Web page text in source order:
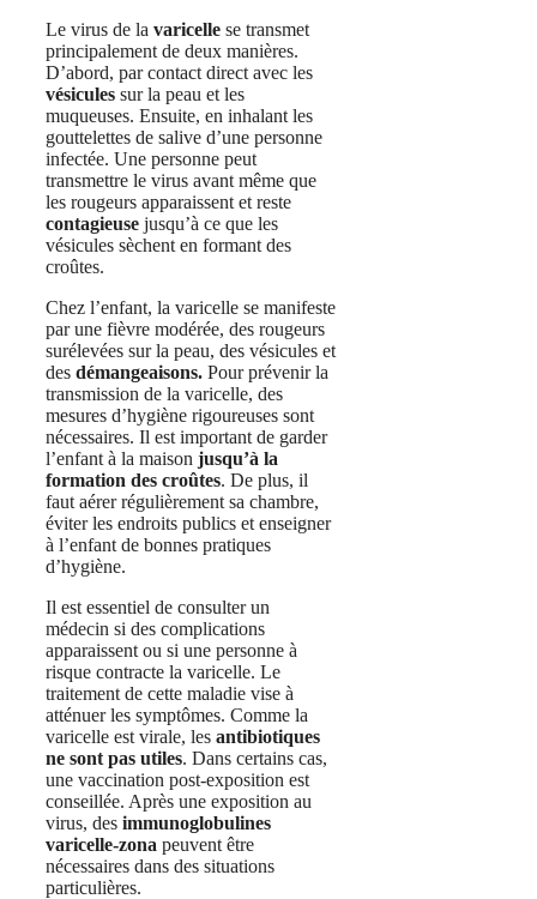
Le virus de la varicelle se transmet
principalement de deux manières.
D’abord, par contact direct avec les
vésicules sur la peau et les
muqueuses. Ensuite, en inhalant les
gouttelettes de salive d’une personne
infectée. Une personne peut
transmettre le virus avant même que
les rougeurs apparaissent et reste
contagieuse jusqu’à ce que les
vésicules sèchent en formant des
croûtes.
Chez l’enfant, la varicelle se manifeste
par une fièvre modérée, des rougeurs
surélevées sur la peau, des vésicules et
des démangeaisons. Pour prévenir la
transmission de la varicelle, des
mesures d’hygiène rigoureuses sont
nécessaires. Il est important de garder
l’enfant à la maison jusqu’à la
formation des croûtes. De plus, il
faut aérer régulièrement sa chambre,
éviter les endroits publics et enseigner
à l’enfant de bonnes pratiques
d’hygiène.
Il est essentiel de consulter un
médecin si des complications
apparaissent ou si une personne à
risque contracte la varicelle. Le
traitement de cette maladie vise à
atténuer les symptômes. Comme la
varicelle est virale, les antibiotiques
ne sont pas utiles. Dans certains cas,
une vaccination post-exposition est
conseillée. Après une exposition au
virus, des immunoglobulines
varicelle-zona peuvent être
nécessaires dans des situations
particulières.